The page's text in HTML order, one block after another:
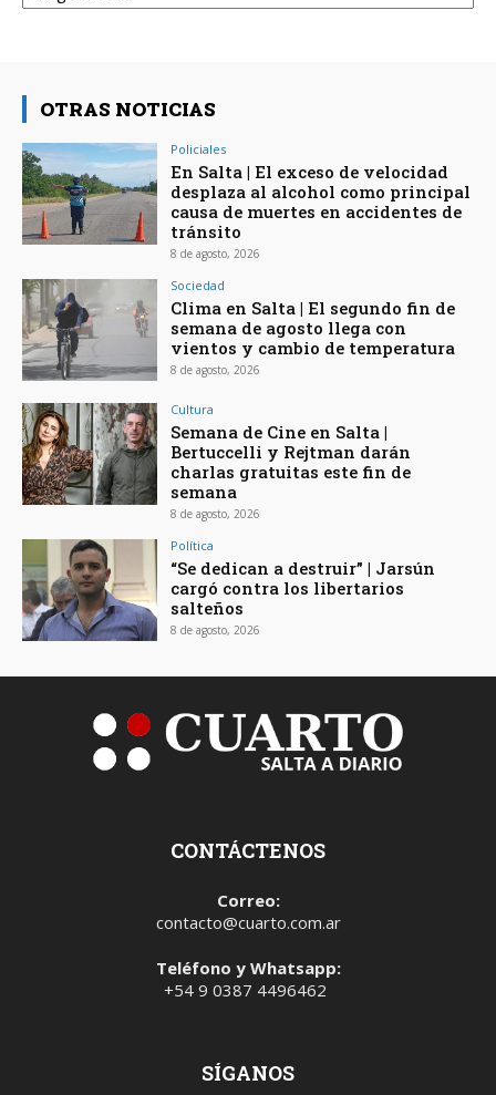
OTRAS NOTICIAS
Policiales
En Salta | El exceso de velocidad
desplaza al alcohol como principal
causa de muertes en accidentes de
tránsito
8 de agosto, 2026
Sociedad
Clima en Salta | El segundo fin de
semana de agosto llega con
vientos y cambio de temperatura
8 de agosto, 2026
Cultura
Semana de Cine en Salta |
Bertuccelli y Rejtman darán
charlas gratuitas este fin de
semana
8 de agosto, 2026
Política
“Se dedican a destruir” | Jarsún
cargó contra los libertarios
salteños
8 de agosto, 2026
CONTÁCTENOS
Correo:
contacto@cuarto.com.ar
Teléfono y Whatsapp:
+54 9 0387 4496462
SÍGANOS